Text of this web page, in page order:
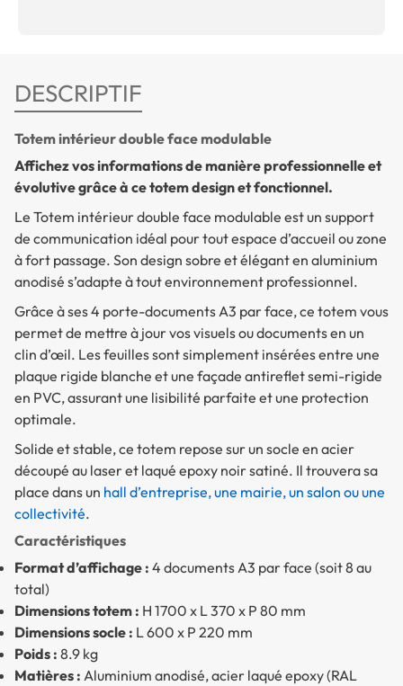
DESCRIPTIF
Totem intérieur double face modulable
Affichez vos informations de manière professionnelle et
évolutive grâce à ce totem design et fonctionnel.
Le Totem intérieur double face modulable est un support
de communication idéal pour tout espace d’accueil ou zone
à fort passage. Son design sobre et élégant en aluminium
anodisé s’adapte à tout environnement professionnel.
Grâce à ses 4 porte-documents A3 par face, ce totem vous
permet de mettre à jour vos visuels ou documents en un
clin d’œil. Les feuilles sont simplement insérées entre une
plaque rigide blanche et une façade antireflet semi-rigide
en PVC, assurant une lisibilité parfaite et une protection
optimale.
Solide et stable, ce totem repose sur un socle en acier
découpé au laser et laqué epoxy noir satiné. Il trouvera sa
place dans un hall d’entreprise, une mairie, un salon ou une
collectivité.
Caractéristiques
Format d’affichage : 4 documents A3 par face (soit 8 au
total)
Dimensions totem : H 1700 x L 370 x P 80 mm
Dimensions socle : L 600 x P 220 mm
Poids : 8.9 kg
Matières : Aluminium anodisé, acier laqué epoxy (RAL